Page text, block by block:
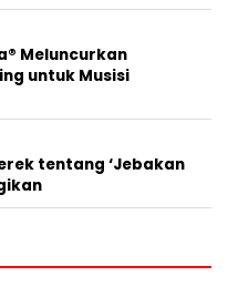
Meluncurkan
untuk Musisi
tentang ‘Jebakan